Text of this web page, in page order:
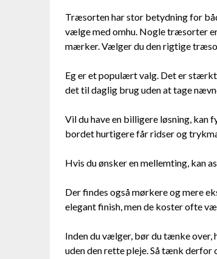
Træsorten har stor betydning for
vælge med omhu. Nogle træsorter
mærker. Vælger du den rigtige
Eg er et populært valg. Det er
det til daglig brug uden at tage
Vil du have en billigere løsning,
bordet hurtigere får ridser og
Hvis du ønsker en mellemting, kan
Der findes også mørkere og mere
elegant finish, men de koster ofte
Inden du vælger, bør du tænke
uden den rette pleje. Så tænk derfor